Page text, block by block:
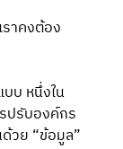
าคงต้อง
บ หนึ่งใน
ปรับองค์กร
วย “ข้อมูล”